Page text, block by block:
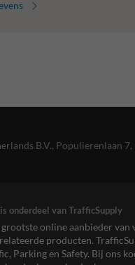
B.V., Populierenlaan 7,
onderdeel van TrafficSupply
online aanbieder
producten.
Parking en Safety. Bij ons